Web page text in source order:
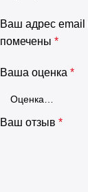
Ваш адрес email
помечены *
Ваша оценка *
Ваш отзыв *